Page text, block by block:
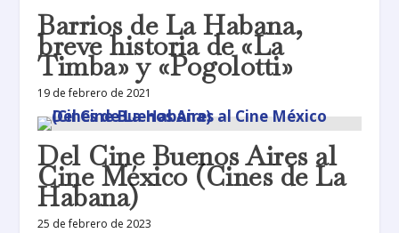
Barrios de La Habana,
breve historia de «La
Timba» y «Pogolotti»
19 de febrero de 2021
Del Cine Buenos Aires al
Cine México (Cines de La
Habana)
25 de febrero de 2023